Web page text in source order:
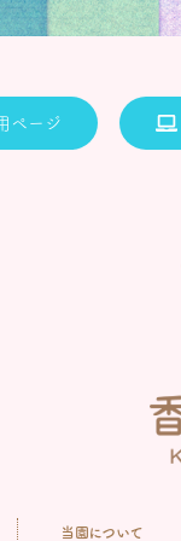
ページ
当園について